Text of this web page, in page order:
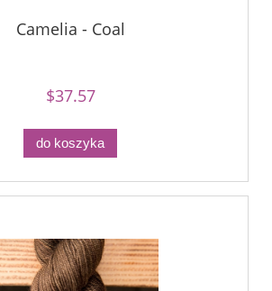
Camelia - Coal
$37.57
do koszyka